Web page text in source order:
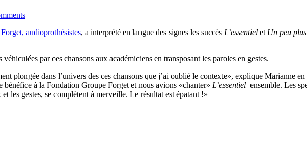
audioprothésistes, a interprété en langue des signes les succès L’essentiel et Un peu
par ces chansons aux académiciens en transposant les paroles en gestes.
plongée dans l’univers des ces chansons que j’ai oublié le contexte», explique Marianne
à la Fondation Groupe Forget et nous avions «chanter» L’essentiel ensemble. Les
les gestes, se complètent à merveille. Le résultat est épatant !»